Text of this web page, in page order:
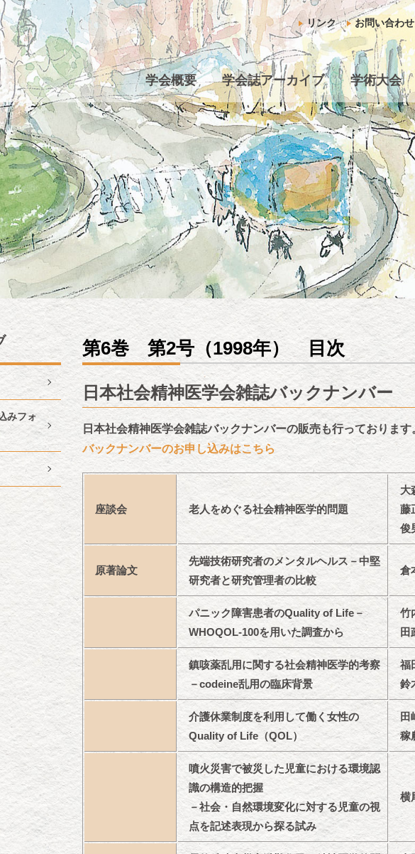
リンク お問い合わせ
学会概要 学会誌アーカイブ 学術大会
第6巻 第2号（1998年） 目次
日本社会精神医学会雑誌バックナンバー
日本社会精神医学会雑誌バックナンバーの販売も行っております
バックナンバーのお申し込みはこちら
座談会 老人をめぐる社会精神医学的問題
大
藤
俊
原著論文
先端技術研究者のメンタルヘルス－中堅
研究者と研究管理者の比較
倉
パニック障害患者のQuality of Life－
WHOQOL-100を用いた調査から
竹
鎮咳薬乱用に関する社会精神医学的考察
－codeine乱用の臨床背景
福
鈴
介護休業制度を利用して働く女性の
Quality of Life（QOL）
田
稼
噴火災害で被災した児童における環境認
識の構造的把握
－社会・自然環境変化に対する児童の視
点を記述表現から探る試み
横
みフォ